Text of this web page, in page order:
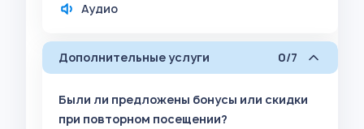
Аудио
Дополнительные услуги 0/7
Были ли предложены бонусы или скидки
при повторном посещении?